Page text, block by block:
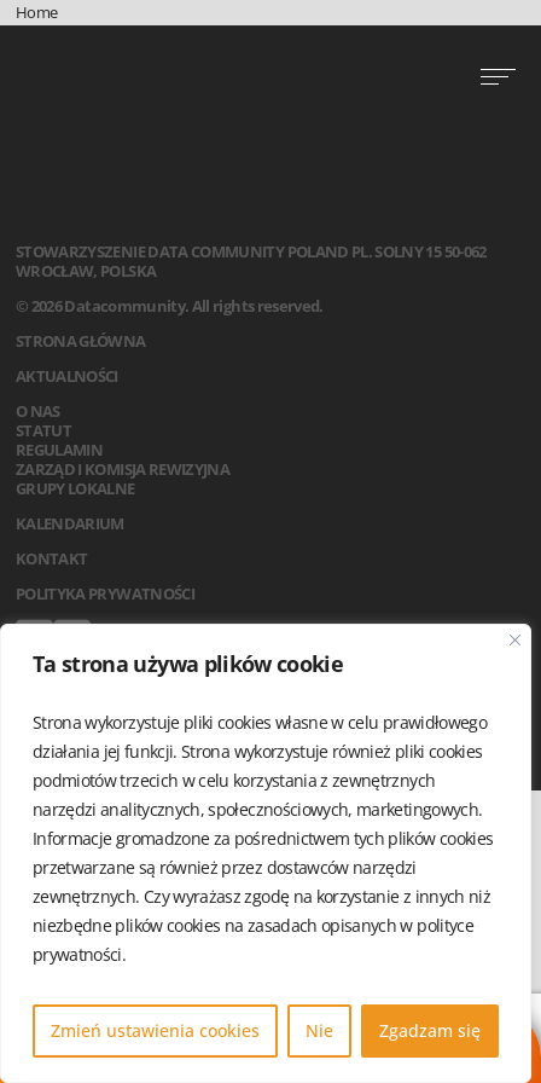
Ta strona używa plików cookie
Strona wykorzystuje pliki cookies własne w celu prawidłowego
działania jej funkcji. Strona wykorzystuje również pliki cookies
podmiotów trzecich w celu korzystania z zewnętrznych
narzędzi analitycznych, społecznościowych, marketingowych.
Informacje gromadzone za pośrednictwem tych plików cookies
przetwarzane są również przez dostawców narzędzi
zewnętrznych. Czy wyrażasz zgodę na korzystanie z innych niż
niezbędne plików cookies na zasadach opisanych w polityce
prywatności.
Zmień ustawienia cookies Nie Zgadzam się
Home
STOWARZYSZENIEDATA COMMUNITY POLAND PL. SOLNY 1550-062
WROCŁAW, POLSKA
© 2026 Datacommunity. All rights reserved.
STRONA GŁÓWNA
AKTUALNOŚCI
O NAS
STATUT
REGULAMIN
ZARZĄD I KOMISJA REWIZYJNA
GRUPY LOKALNE
KALENDARIUM
KONTAKT
POLITYKA PRYWATNOŚCI